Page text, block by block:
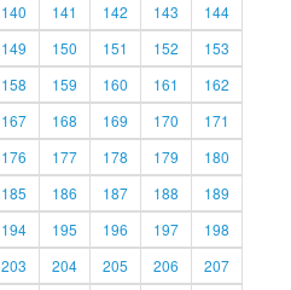
140 141 142 143
144
149 150 151 152
153
158 159 160 161
162
167 168 169 170
171
176 177 178 179
180
185 186 187 188
189
194 195 196 197
198
203 204 205 206
207